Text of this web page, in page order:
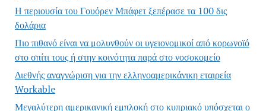
Η περιουσία του Γουόρεν Μπάφετ ξεπέρασε τα 100 δις
δολάρια
Πιο πιθανό είναι να μολυνθούν οι υγειονομικοί από κορωνοϊό
στο σπίτι τους ή στην κοινότητα παρά στο νοσοκομείο
Διεθνής αναγνώριση για την ελληνοαμερικάνικη εταιρεία
Workable
Μεγαλύτερη αμερικανική εμπλοκή στο κυπριακό υπόσχεται ο